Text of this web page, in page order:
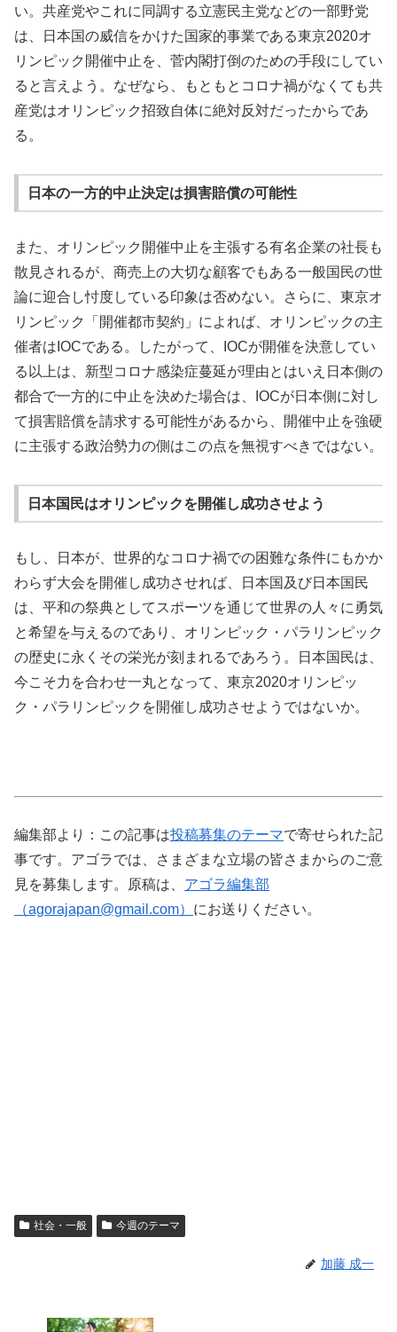
い。共産党やこれに同調する立憲民主党などの一部野党
は、日本国の威信をかけた国家的事業である東京2020オ
リンピック開催中止を、菅内閣打倒のための手段にしてい
ると言えよう。なぜなら、もともとコロナ禍がなくても共
産党はオリンピック招致自体に絶対反対だったからであ
る。
日本の一方的中止決定は損害賠償の可能性
また、オリンピック開催中止を主張する有名企業の社長も
散見されるが、商売上の大切な顧客でもある一般国民の世
論に迎合し忖度している印象は否めない。さらに、東京オ
リンピック「開催都市契約」によれば、オリンピックの主
催者はIOCである。したがって、IOCが開催を決意してい
る以上は、新型コロナ感染症蔓延が理由とはいえ日本側の
都合で一方的に中止を決めた場合は、IOCが日本側に対し
て損害賠償を請求する可能性があるから、開催中止を強硬
に主張する政治勢力の側はこの点を無視すべきではない。
日本国民はオリンピックを開催し成功させよう
もし、日本が、世界的なコロナ禍での困難な条件にもかか
わらず大会を開催し成功させれば、日本国及び日本国民
は、平和の祭典としてスポーツを通じて世界の人々に勇気
と希望を与えるのであり、オリンピック・パラリンピック
の歴史に永くその栄光が刻まれるであろう。日本国民は、
今こそ力を合わせ一丸となって、東京2020オリンピッ
ク・パラリンピックを開催し成功させようではないか。
編集部より：この記事は投稿募集のテーマで寄せられた記
事です。アゴラでは、さまざまな立場の皆さまからのご意
見を募集します。原稿は、 アゴラ編集部
（agorajapan@gmail.com） にお送りください。
社会・一般 今週のテーマ
加藤 成一